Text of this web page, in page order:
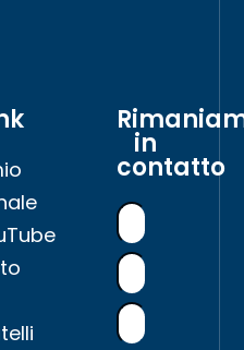
in
contatto